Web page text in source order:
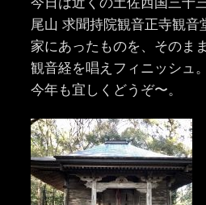
尾山 求聞持院観音正寺観
家にあったものを、そのま
観音経を唱えフィニッシュ
今年も宜しくどうぞ〜。